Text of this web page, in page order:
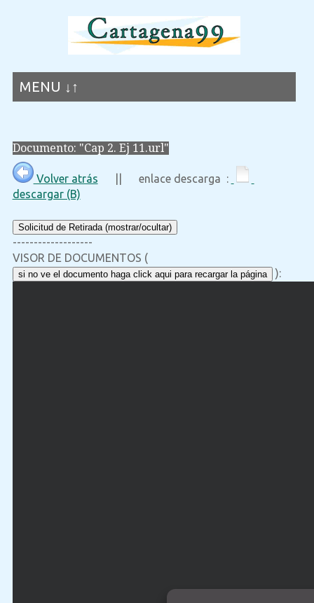
MENU ↓↑
Documento: "Cap 2. Ej 11.url"
Volver atrás || enlace descarga :
descargar (B)
Solicitud de Retirada (mostrar/ocultar)
-------------------
VISOR DE DOCUMENTOS (
si no ve el documento haga click aqui para recargar la página ):